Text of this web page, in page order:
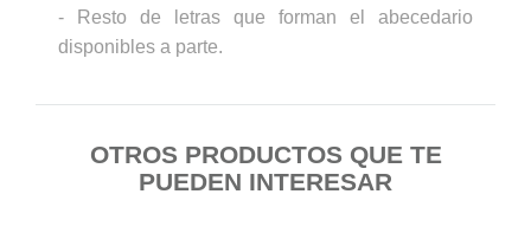
- Resto de letras que forman el abecedario
disponibles a parte.
OTROS PRODUCTOS QUE TE
PUEDEN INTERESAR